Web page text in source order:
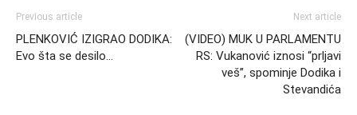
Previous article
PLENKOVIĆ IZIGRAO DODIKA:
Evo šta se desilo…
Next article
(VIDEO) MUK U PARLAMENTU
RS: Vukanović iznosi “prljavi
veš”, spominje Dodika i
Stevandića